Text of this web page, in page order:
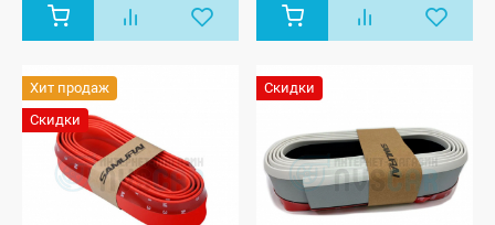
Хит продаж
Скидки
Скидки